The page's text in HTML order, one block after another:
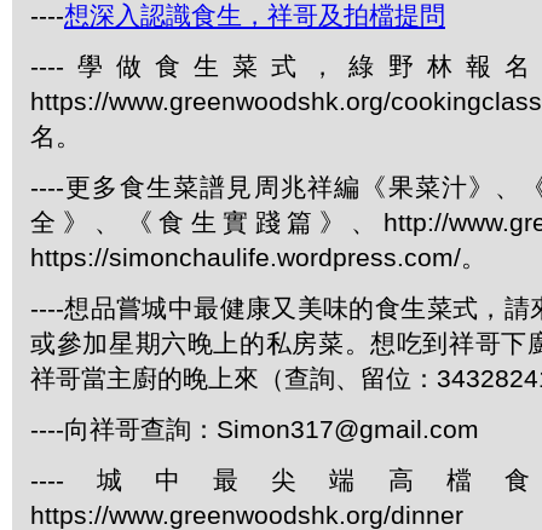
----想深入認識食生，祥哥及拍檔提問
----學做食生菜式，綠野林報
https://www.greenwoodshk.org/
名。
----更多食生菜譜見周兆祥編《果菜汁》、
全》、《食生實踐篇》、http://
https://simonchaulife.wordpress.com/。
----想品嘗城中最健康又美味的食生菜式，請
或參加星期六晚上的私房菜。想吃到祥哥下
祥哥當主廚的晚上來（查詢、留位：
----向祥哥查詢：Simon317@gmail.com
----城中最尖端高檔
https://www.greenwoodshk.org/dinner